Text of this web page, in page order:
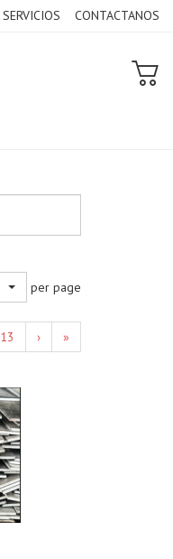
SERVICIOS CONTACTANOS
per page
13 › »